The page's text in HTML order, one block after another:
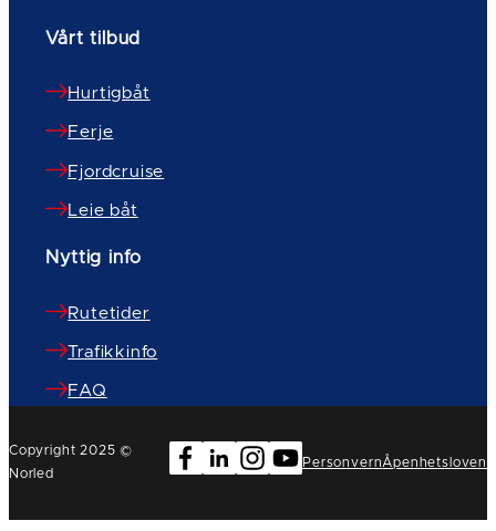
Vårt tilbud
Hurtigbåt
Ferje
Fjordcruise
Leie båt
Nyttig info
Rutetider
Trafikkinfo
FAQ
Copyright 2025 ©
Norled
PersonvernÅpenhetsloven